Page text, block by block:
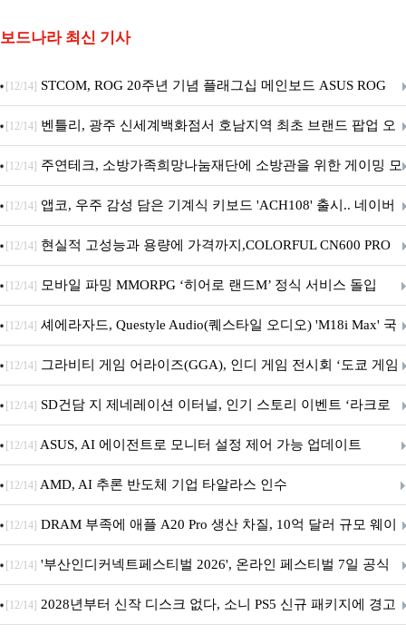
보드나라 최신 기사
[12/14] STCOM, ROG 20주년 기념 플래그십 메인보드 ASUS ROG
Crosshair X870E EDITION 20 국내 출시 예정
[12/14] 벤틀리, 광주 신세계백화점서 호남지역 최초 브랜드 팝업 오
픈
[12/14] 주연테크, 소방가족희망나눔재단에 소방관을 위한 게이밍 모
니터·스마트 펫 침대 기부
[12/14] 앱코, 우주 감성 담은 기계식 키보드 'ACH108' 출시.. 네이버
브랜드데이 기획전 진행
[12/14] 현실적 고성능과 용량에 가격까지,COLORFUL CN600 PRO
M.2 NVMe 디앤디컴 1TB
[12/14] 모바일 파밍 MMORPG ‘히어로 랜드M’ 정식 서비스 돌입
[12/14] 셰에라자드, Questyle Audio(퀘스타일 오디오) 'M18i Max' 국
내 정식 출시
[12/14] 그라비티 게임 어라이즈(GGA), 인디 게임 전시회 ‘도쿄 게임
던전 13’ 참가!
[12/14] SD건담 지 제네레이션 이터널, 인기 스토리 이벤트 ‘라크로
아의 용사’ 재개최 및 풍성한 기념 이벤트 실시!
[12/14] ASUS, AI 에이전트로 모니터 설정 제어 가능 업데이트
[12/14] AMD, AI 추론 반도체 기업 타알라스 인수
[12/14] DRAM 부족에 애플 A20 Pro 생산 차질, 10억 달러 규모 웨이
퍼 대기
[12/14] '부산인디커넥트페스티벌 2026', 온라인 페스티벌 7일 공식
개막... 22일간 진행
[12/14] 2028년부터 신작 디스크 없다, 소니 PS5 신규 패키지에 경고